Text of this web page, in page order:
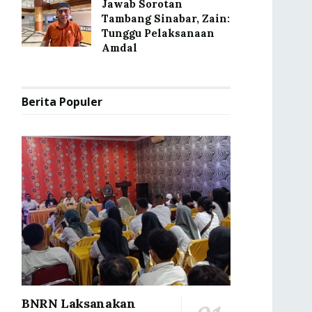
Jawab Sorotan
Tambang Sinabar, Zain:
Tunggu Pelaksanaan
Amdal
Berita Populer
BNRN Laksanakan